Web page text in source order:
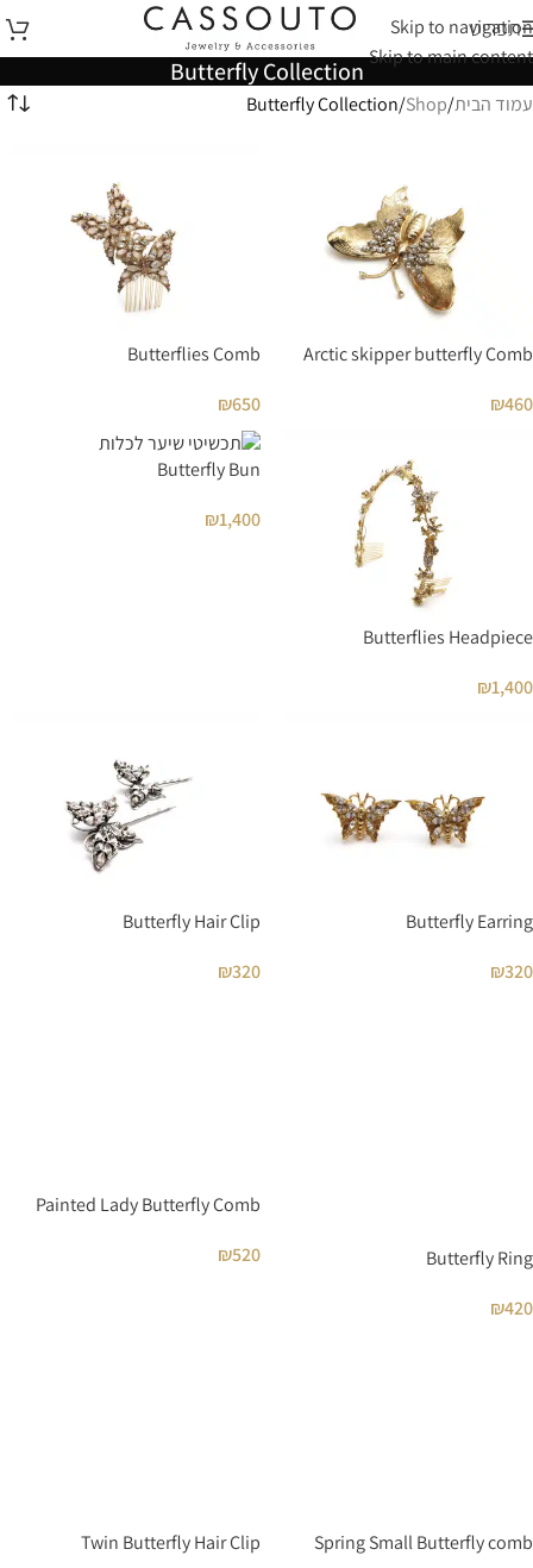
Skip to navigation
Skip to main content
תפריט
Butterfly Collection
עמוד הבית Shop
Butterfly Collection
Arctic skipper butterfly Comb
₪460
Butterflies Comb
₪650
Butterflies Headpiece
₪1,400
Butterfly Bun
₪1,400
Butterfly Earring
₪320
Butterfly Hair Clip
₪320
Butterfly Ring
₪420
Painted Lady Butterfly Comb
₪520
Spring Small Butterfly comb
Twin Butterfly Hair Clip